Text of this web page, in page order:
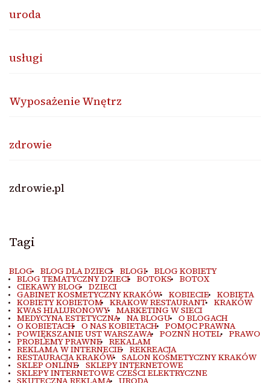
uroda
usługi
Wyposażenie Wnętrz
zdrowie
zdrowie.pl
Tagi
BLOG BLOG DLA DZIECI BLOGI BLOG KOBIETY
BLOG TEMATYCZNY DZIECI BOTOKS BOTOX
CIEKAWY BLOG DZIECI
GABINET KOSMETYCZNY KRAKÓW KOBIECIE KOBIETA
KOBIETY KOBIETOM KRAKOW RESTAURANT KRAKÓW
KWAS HIALURONOWY MARKETING W SIECI
MEDYCYNA ESTETYCZNA NA BLOGU O BLOGACH
O KOBIETACH O NAS KOBIETACH POMOC PRAWNA
POWIĘKSZANIE UST WARSZAWA POZNŃ HOTEL PRAWO
PROBLEMY PRAWNE REKALAM
REKLAMA W INTERNECIE REKREACJA
RESTAURACJA KRAKÓW SALON KOSMETYCZNY KRAKÓW
SKLEP ONLINE SKLEPY INTERNETOWE
SKLEPY INTERNETOWE CZEŚCI ELEKTRYCZNE